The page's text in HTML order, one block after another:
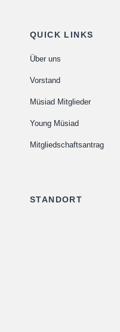
QUICK LINKS
Über uns
Vorstand
Müsiad Mitglieder
Young Müsiad
Mitgliedschaftsantrag
STANDORT